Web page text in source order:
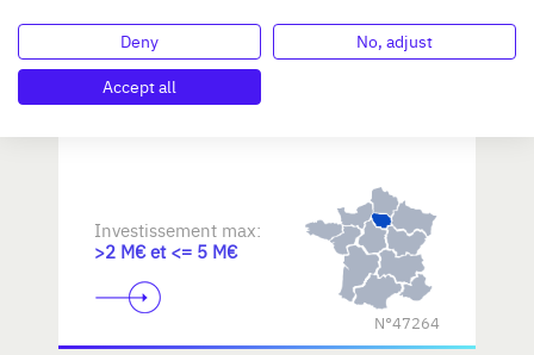
métiers d'art / savoir-faire
d'excellence
Investissement max:
>2 M€ et <= 5 M€
N°47264
Deny
No, adjust
Accept all